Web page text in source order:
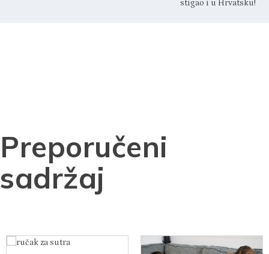
stigao i u Hrvatsku!
Preporučeni
sadržaj